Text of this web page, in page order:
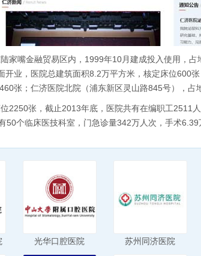
家嘴金融贸易区内，1999年10月建成投入使用，
开业，医院总建筑面积8.2万平方米，核定床位600
张；仁济医院北院（浦东新区灵山路845号），占
2250张，截止2013年底，医院共有在编职工2511
50个临床医技科室，门急诊量342万人次，手术
光华口腔医院 苏州同济医院